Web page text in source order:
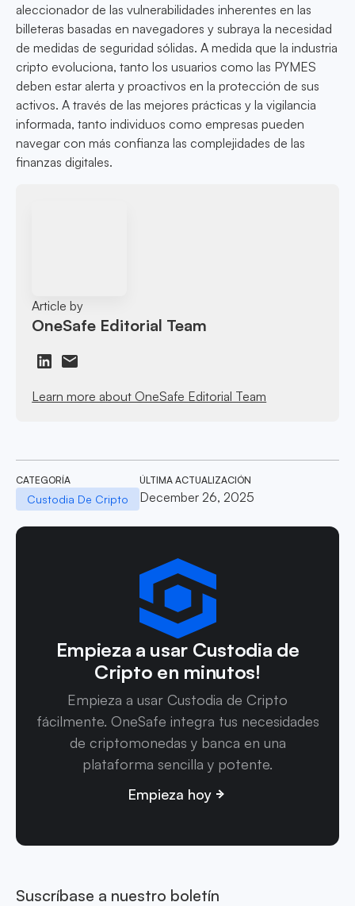
aleccionador de las vulnerabilidades inherentes en las
billeteras basadas en navegadores y subraya la necesidad
de medidas de seguridad sólidas. A medida que la industria
cripto evoluciona, tanto los usuarios como las PYMES
deben estar alerta y proactivos en la protección de sus
activos. A través de las mejores prácticas y la vigilancia
informada, tanto individuos como empresas pueden
navegar con más confianza las complejidades de las
finanzas digitales.
Article by
OneSafe Editorial Team
Learn more about OneSafe Editorial Team
CATEGORÍA
Custodia De Cripto
ÚLTIMA ACTUALIZACIÓN
December 26, 2025
Empieza a usar Custodia de
Cripto en minutos!
Empieza a usar Custodia de Cripto
fácilmente. OneSafe integra tus necesidades
de criptomonedas y banca en una
plataforma sencilla y potente.
Empieza hoy
Suscríbase a nuestro boletín